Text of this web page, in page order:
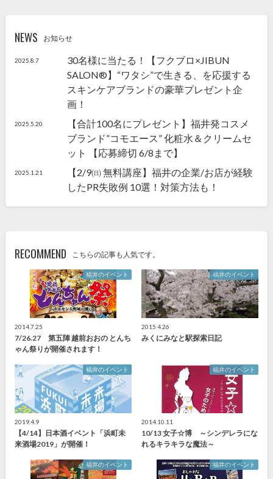
NEWS お知らせ
2025.8.7
30名様に当たる！【フクブロ×JIBUN
SALON®】“ワタシ”で生きる、を応援する
スキンケアブランドの豪華プレゼント企
画！
2025.5.20
【合計100名にプレゼント】福井発コスメ
ブランド”コモエース” 化粧水＆クリームセ
ット 【応募締切 6/8まで】
2025.1.21
【2/9㈰ 無料講座】福井の企業/お店が経験
したPR失敗例 10選！対策方法も！
RECOMMEND こちらの記事も人気です。
福井のイベント
2014.7.25
7/26.27 第五陣 越前おおの とんち
ゃん祭りが開催されます！
福井のイベント
2015.4.26
みくにみなと駅探索日記
福井のイベント
2019.4.9
【4/14】日本酒イベント「浜町未
来酒場2019」が開催！
福井のイベント
2014.10.11
10/13 女子☆博 ～シンデレラにな
れるキラキラな魔法～
福井のイベント 福井のイベント